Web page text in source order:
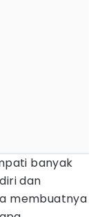
banyak
dan
membuatnya